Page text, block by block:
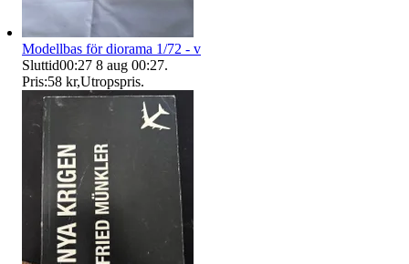
Modellbas för diorama 1/72 - v
Sluttid00:27 8 aug 00:27.
Pris:58 kr,Utropspris.